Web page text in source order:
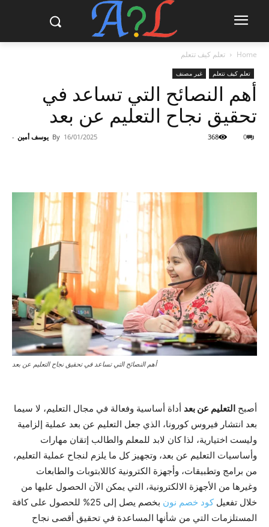
Home تعلم كيف تتعلم
تعلم كيف تتعلم غير مصنف
أهم النصائح التي تساعد في
تحقيق نجاح التعليم عن بعد
By يوسف أمين - 16/01/2025 0
368
أهم النصائح التي تساعد في تحقيق نجاح التعليم عن بعد
أصبح التعليم عن بعد أداة أساسية وفعالة في مجال التعليم، لا سيما
بعد انتشار فيروس كورونا، الذي جعل التعليم عن بعد عملية إلزامية
وليست اختيارية، لذا كان لابد للمعلم والطالب إتقان مهارات
وأساسيات التعليم عن بعد، وتجهيز كل ما يلزم لنجاح عملية التعليم،
من برامج وتطبيقات، وأجهزة الكترونية كاللابتوبات والطابعات
وغيرها من الأجهزة الالكترونية، التي يمكن الآن الحصول عليها من
خلال تفعيلكود خصم نون
بخصم يصل إلى 25% للحصول على كافة
المستلزمات التي من شأنها المساعدة في تحقيق أقصى نجاح